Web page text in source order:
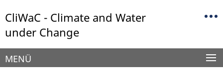
direkt
zu
CliWaC - Climate and Water
under Change
Service-
Navigation
MENÜ